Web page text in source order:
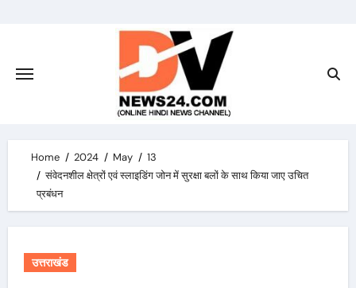
Home 2024 May
13
संवेदनशील क्षेत्रों एवं स्लाइडिंग जोन में सुरक्षा बलों के साथ किया जाए उचित
प्रबंधन
उत्तराखंड